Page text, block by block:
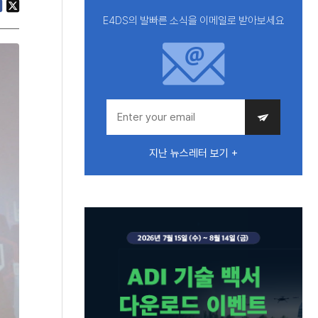
E4DS의 발빠른 소식을 이메일로 받아보세요
지난 뉴스레터 보기 +